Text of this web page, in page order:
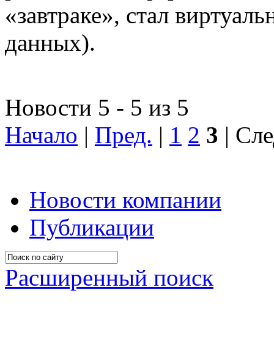
«завтраке», стал
данных).
Новости 5 - 5 из 5
Начало | Пред. | 1 2 3 |
Новости компании
Публикации
Расширенный поиск